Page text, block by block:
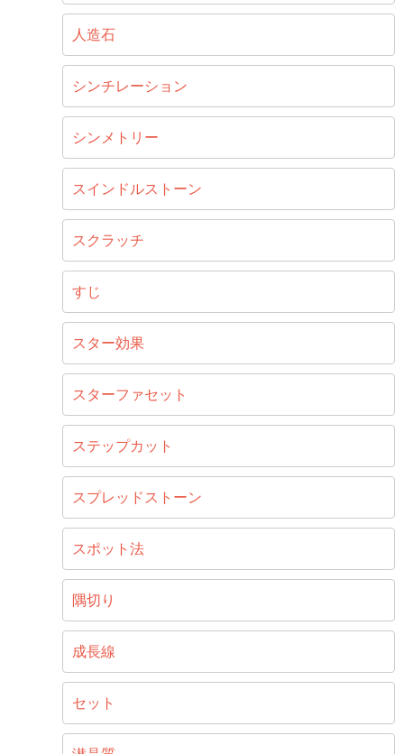
人造石
シンチレーション
シンメトリー
スインドルストーン
スクラッチ
すじ
スター効果
スターファセット
ステップカット
スプレッドストーン
スポット法
隅切り
成長線
セット